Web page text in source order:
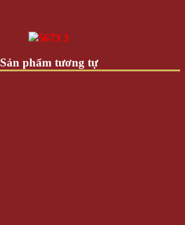
Sản phẩm tương tự